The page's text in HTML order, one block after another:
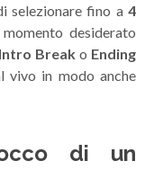
selezionare fino a 4
desiderato
Intro Breako Ending
vivo in modo anche
di un